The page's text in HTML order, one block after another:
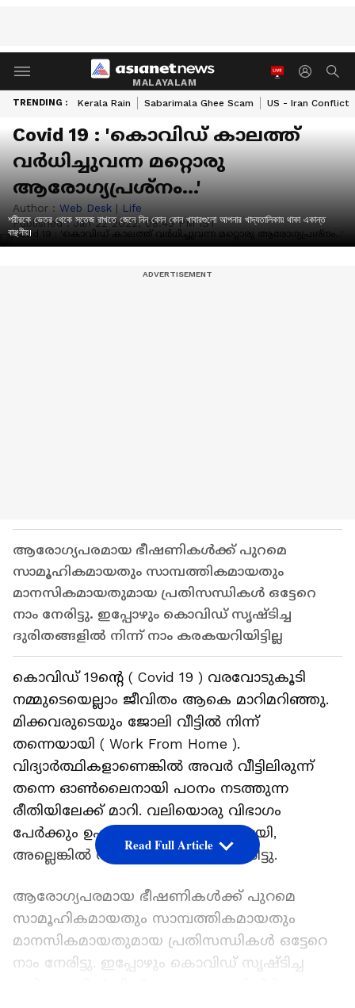
MALAYALAM
TRENDING : Kerala Rain Sabarimala Ghee Scam US - Iran Conflict
Covid 19 : 'കൊവിഡ് കാലത്ത്
വര്‍ധിച്ചുവന്ന മറ്റൊരു
ആരോഗ്യപ്രശ്‌നം...'
Author : Web Desk | Life
Published :Jan 22 2022, 08:45 PM IST
শরীরকে ভেতর থেকে সতেজ রাখতে জেনে নিন কোন কোন খাবারগুলো আপনার খাদ্যতালিকায় থাকা একান্ত
বাঞ্ছনীয়।
ആരോഗ്യപരമായ ഭീഷണികള്‍ക്ക് പുറമെ
സാമൂഹികമായതും സാമ്പത്തികമായതും
മാനസികമായതുമായ പ്രതിസന്ധികള്‍ ഒട്ടേറെ
നാം നേരിട്ടു. ഇപ്പോഴും കൊവിഡ് സൃഷ്ടിച്ച
ദുരിതങ്ങളില്‍ നിന്ന് നാം കരകയറിയിട്ടില്ല
കൊവിഡ് 19ന്റെ ( Covid 19 ) വരവോടുകൂടി
നമ്മുടെയെല്ലാം ജീവിതം ആകെ മാറിമറിഞ്ഞു.
മിക്കവരുടെയും ജോലി വീട്ടില്‍ നിന്ന്
തന്നെയായി ( Work From Home ).
വിദ്യാര്‍ത്ഥികളാണെങ്കില്‍ അവര്‍ വീട്ടിലിരുന്ന്
തന്നെ ഓണ്‍ലൈനായി പഠനം നടത്തുന്ന
രീതിയിലേക്ക് മാറി. വലിയൊരു വിഭാഗം
പേര്‍ക്കും ഉപജീവനമാര്‍ഗം നഷ്ടമായി,
അല്ലെങ്കില്‍ സാരമായ ക്ഷീണം നേരിട്ടു.
ആരോഗ്യപരമായ ഭീഷണികള്‍ക്ക് പുറമെ
സാമൂഹികമായതും സാമ്പത്തികമായതും
മാനസികമായതുമായ പ്രതിസന്ധികള്‍ ഒട്ടേറെ
നാം നേരിട്ടു. ഇപ്പോഴും കൊവിഡ് സൃഷ്ടിച്ച
Read Full Article